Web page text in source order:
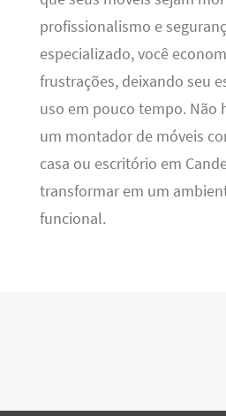
profissionalismo e
especializado, você
frustrações, deixando seu
uso em pouco tempo. Não
um montador de móveis
casa ou escritório em
transformar em um
funcional.